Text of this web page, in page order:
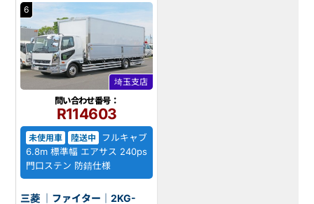
6
埼玉支店
問い合わせ番号：
R114603
未使用車 陸送中
フルキャブ
6.8m 標準幅 エアサス 240ps
門口ステン 防錆仕様
三菱 ｜ファイター｜2KG-